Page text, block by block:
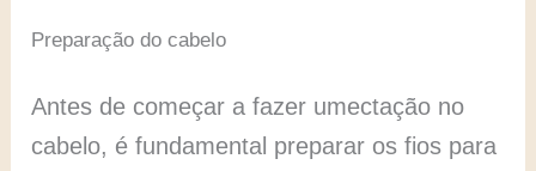
Preparação do cabelo
Antes de começar a fazer umectação no
cabelo, é fundamental preparar os fios para